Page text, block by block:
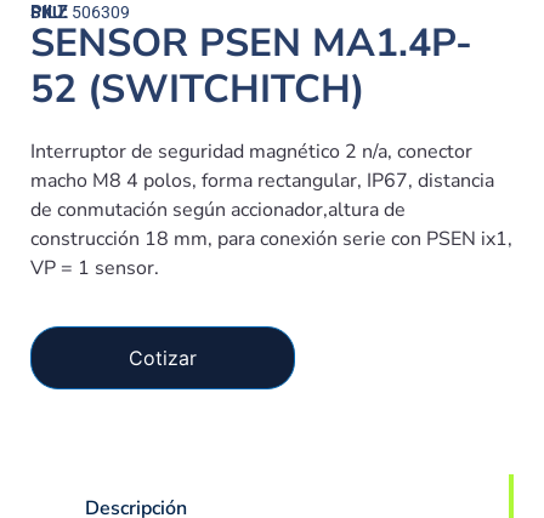
PILZ
SKU: 506309
SENSOR PSEN MA1.4P-
52 (SWITCHITCH)
Interruptor de seguridad magnético 2 n/a, conector
macho M8 4 polos, forma rectangular, IP67, distancia
de conmutación según accionador,altura de
construcción 18 mm, para conexión serie con PSEN ix1,
VP = 1 sensor.
Cotizar
Descripción